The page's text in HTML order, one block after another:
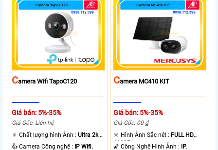
CAmera Wifi TapoC120
Giá bán: 5%-35%
Giá Gốc: Liên hệ
🔅 Chất lượng hình Ảnh :Ultra 2k +
.
👍 Camera Công nghệ : IP Wifi.
CAmera MC410 KIT
Giá bán: 5%-35%
Giá Gốc: 00 ₫
🔆 Hình Ảnh Sắc nét : FULL HD
1080P .
🌠 Công Nghệ Hình Ảnh : IP.